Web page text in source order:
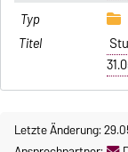
Letzte Änderung: